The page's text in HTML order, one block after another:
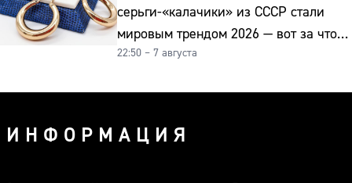
серьги-«калачики» из СССР стали
мировым трендом 2026 — вот за что
их ценят ювелиры
22:50 – 7 августа
ИНФОРМАЦИЯ